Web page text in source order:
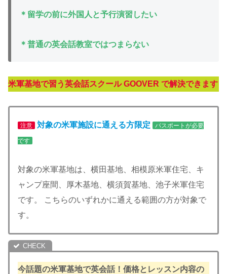
＊留学の前に外国人と予行演習したい
＊普通の英会話教室ではつまらない
米軍基地で習う英会話スクール GOOVER で解決できます
注意 対象の米軍施設に通える方限定 パスポートが必要
です
対象の米軍基地は、横田基地、相模原米軍住宅、キ
ャンプ座間、厚木基地、横須賀基地、池子米軍住宅
です。 こちらのいずれかに通える範囲の方が対象で
す。
今話題の米軍基地で英会話！価格とレッスン内容の